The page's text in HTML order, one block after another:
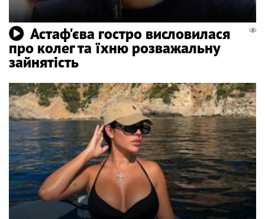
Астаф'єва гостро висловилася
про колег та їхню розважальну
зайнятість